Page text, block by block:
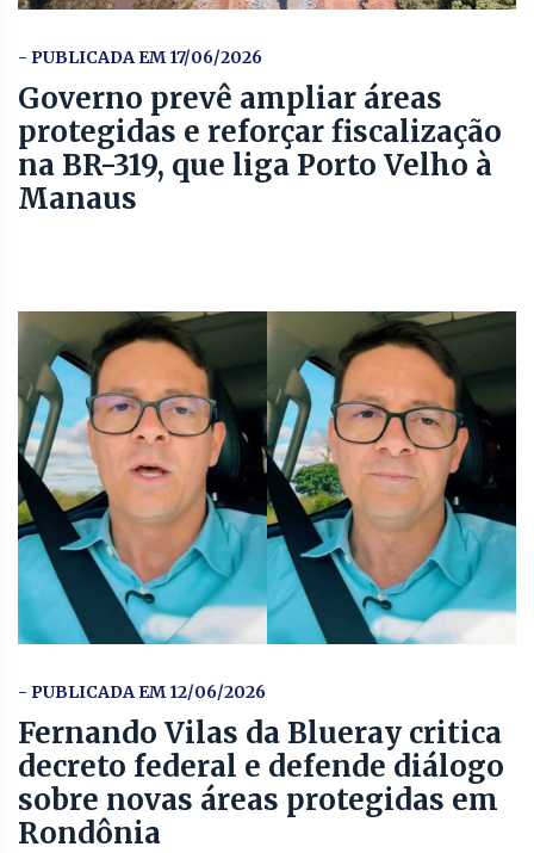
- PUBLICADA EM 17/06/2026
Governo prevê ampliar áreas
protegidas e reforçar fiscalização
na BR-319, que liga Porto Velho à
Manaus
- PUBLICADA EM 12/06/2026
Fernando Vilas da Blueray critica
decreto federal e defende diálogo
sobre novas áreas protegidas em
Rondônia